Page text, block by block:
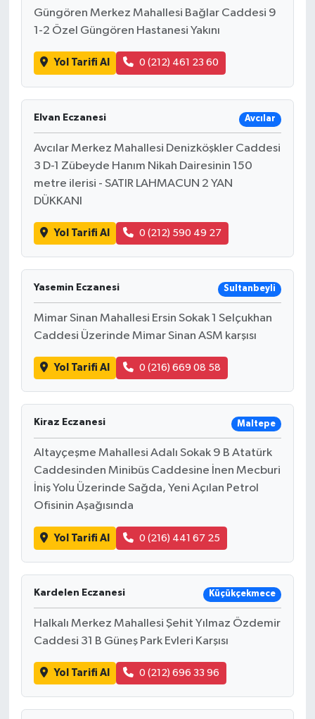
Güngören Merkez Mahallesi Bağlar Caddesi 9
1-2 Özel Güngören Hastanesi Yakını
Yol Tarifi Al 0 (212) 461 23 60
Elvan Eczanesi Avcılar
Avcılar Merkez Mahallesi Denizköşkler Caddesi
3 D-1 Zübeyde Hanım Nikah Dairesinin 150
metre ilerisi - SATIR LAHMACUN 2 YAN
DÜKKANI
Yol Tarifi Al 0 (212) 590 49 27
Yasemin Eczanesi Sultanbeyli
Mimar Sinan Mahallesi Ersin Sokak 1 Selçukhan
Caddesi Üzerinde Mimar Sinan ASM karşısı
Yol Tarifi Al 0 (216) 669 08 58
Kiraz Eczanesi Maltepe
Altayçeşme Mahallesi Adalı Sokak 9 B Atatürk
Caddesinden Minibüs Caddesine İnen Mecburi
İniş Yolu Üzerinde Sağda, Yeni Açılan Petrol
Ofisinin Aşağısında
Yol Tarifi Al 0 (216) 441 67 25
Kardelen Eczanesi Küçükçekmece
Halkalı Merkez Mahallesi Şehit Yılmaz Özdemir
Caddesi 31 B Güneş Park Evleri Karşısı
Yol Tarifi Al 0 (212) 696 33 96